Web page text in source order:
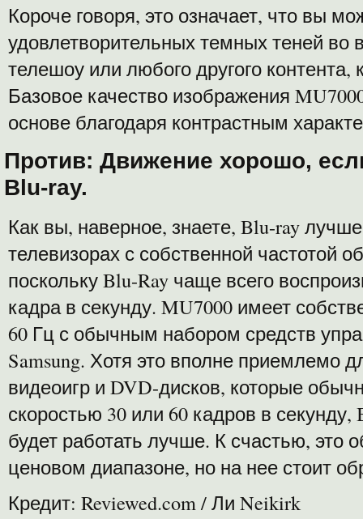
Короче говоря, это означает, что вы
удовлетворительных темных теней
телешоу или любого другого
Базовое качество изображения
основе благодаря контрастным
Против: Движение хорошо,
Blu-ray.
Как вы, наверное, знаете, Blu-ray
телевизорах с собственной частотой
поскольку Blu-Ray чаще всего
кадра в секунду. MU7000 имеет
60 Гц с обычным набором средств
Samsung. Хотя это вполне приемлемо
видеоигр и DVD-дисков, которые
скоростью 30 или 60 кадров в секунду,
будет работать лучше. К счастью, это
ценовом диапазоне, но на нее стоит
Кредит: Reviewed.com / Ли Neikirk